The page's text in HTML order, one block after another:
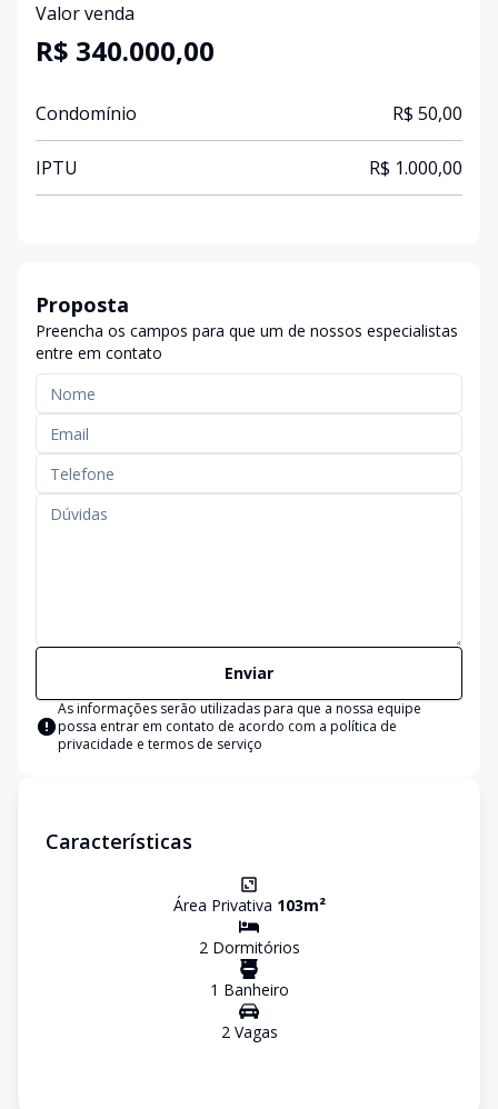
Valor venda
R$ 340.000,00
Condomínio R$ 50,00
IPTU R$ 1.000,00
Proposta
Preencha os campos para que um de nossos especialistas
entre em contato
Enviar
As informações serão utilizadas para que a nossa equipe
possa entrar em contato de acordo com a política de
privacidade e termos de serviço
Características
Área Privativa 103m²
2Dormitórios
1 Banheiro
2Vagas